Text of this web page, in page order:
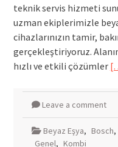
teknik servis hizmeti
uzman ekiplerimizle
cihazlarınızın tamir,
gerçekleştiriyoruz.
hızlı ve etkili çözümler
Leave a comment
Beyaz Eşya, Bosch,
Genel, Kombi